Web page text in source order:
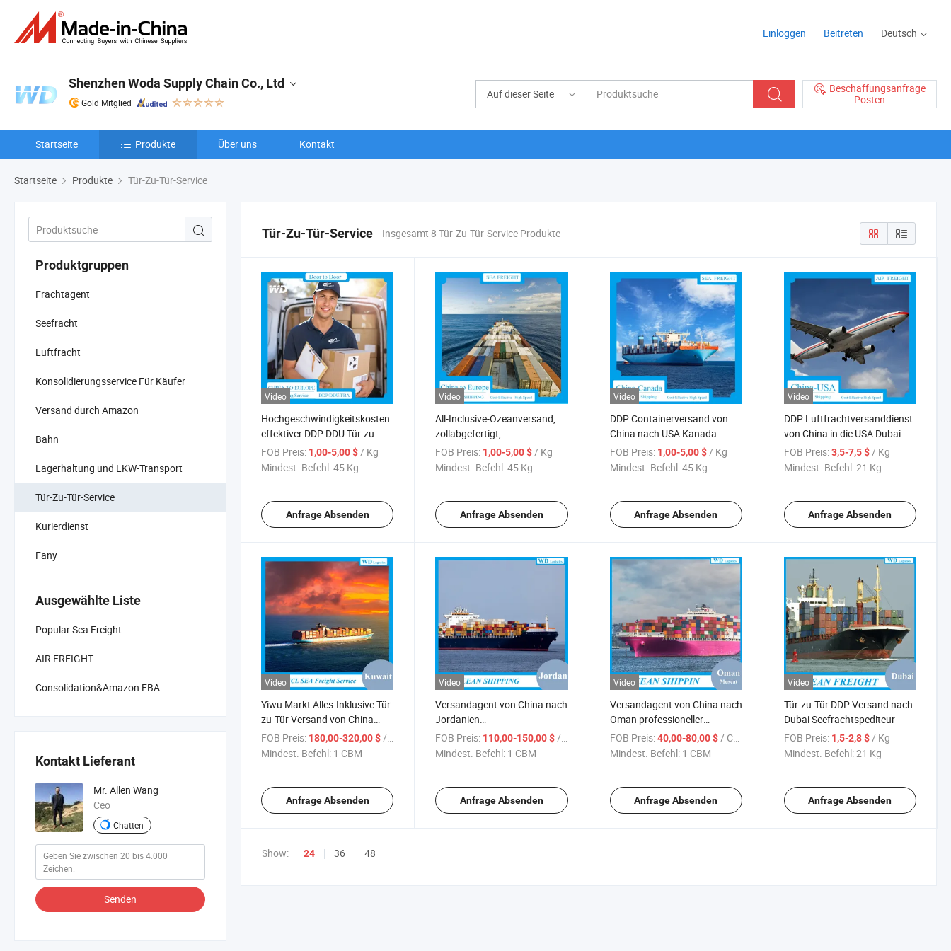
Einloggen Beitreten Deutsch
Auf dieser Seite
Beschaffungsanfrage
Posten
Shenzhen Woda Supply Chain Co., Ltd
Gold Mitglied
Startseite Produkte Über uns Kontakt
Startseite Produkte Tür-Zu-Tür-Service
Produktgruppen
Frachtagent
Seefracht
Luftfracht
Konsolidierungsservice Für Käufer
Versand durch Amazon
Bahn
Lagerhaltung und LKW-Transport
Tür-Zu-Tür-Service
Kurierdienst
Fany
Ausgewählte Liste
Popular Sea Freight
AIR FREIGHT
Consolidation&Amazon FBA
Kontakt Lieferant
Mr. Allen Wang
Ceo
Chatten
Senden
Tür-Zu-Tür-Service Insgesamt 8 Tür-Zu-Tür-Service Produkte
Video
Hochgeschwindigkeitskosten
effektiver DDP DDU Tür-zu-
Tür-Agentendienst Versand
von China nach Europa Preis
FOB Preis: 1,00-5,00 $/ Kg
Mindest. Befehl:45 Kg
Anfrage Absenden
Video
All-Inclusive-Ozeanversand,
zollabgefertigt,
maßgeschneiderte DDP-
Versandpläne von China nach
FOB Preis: 1,00-5,00 $/ Kg
Mindest. Befehl:45 Kg
Anfrage Absenden
Video
DDP Containerversand von
China nach USA Kanada
Guangzhou Logistik
Seefracht nach Australien
FOB Preis: 1,00-5,00 $/ Kg
Mindest. Befehl:45 Kg
Anfrage Absenden
Video
DDP Luftfrachtversanddienst
von China in die USA Dubai
VAE Vereinigte Arabische
Emirate Saudi-Arabien Preis
FOB Preis: 3,5-7,5 $/ Kg
Mindest. Befehl:21 Kg
Anfrage Absenden
Video
Yiwu Markt Alles-Inklusive Tür-
zu-Tür Versand von China
nach Kuwait
FOB Preis: 180,00-320,00 $ / CBM
Mindest. Befehl: 1 CBM
Anfrage Absenden
Video
Versandagent von China nach
Jordanien
Seefracht/Luftfracht
FOB Preis: 110,00-150,00 $ / CBM
Mindest. Befehl: 1 CBM
Anfrage Absenden
Video
Versandagent von China nach
Oman professioneller
Seefrachtspediteur
FOB Preis: 40,00-80,00 $ / CBM
Mindest. Befehl: 1 CBM
Anfrage Absenden
Video
Tür-zu-Tür DDP Versand nach
Dubai Seefrachtspediteur
FOB Preis: 1,5-2,8 $ / Kg
Mindest. Befehl:21 Kg
Anfrage Absenden
Show: 24 36 48